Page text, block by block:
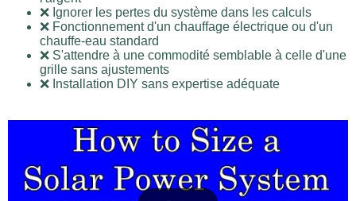
❌ Ignorer les pertes du système dans les calculs
❌ Fonctionnement d'un chauffage électrique ou d'un
chauffe-eau standard
❌ S'attendre à une commodité semblable à celle d'une
grille sans ajustements
❌ Installation DIY sans expertise adéquate